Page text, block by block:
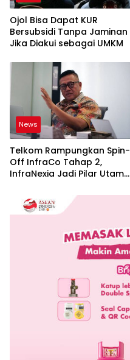
Ojol Bisa Dapat KUR
Bersubsidi Tanpa Jaminan
Jika Diakui sebagai UMKM
News
Telkom Rampungkan Spin-
Off InfraCo Tahap 2,
InfraNexia Jadi Pilar Utama
Connectivity